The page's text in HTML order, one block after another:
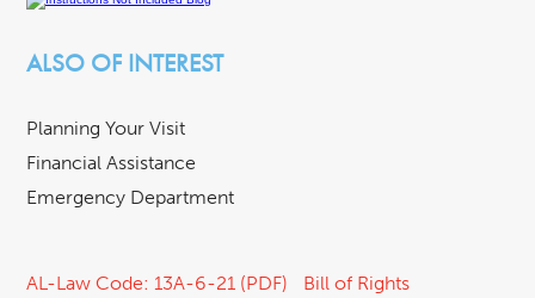
ALSO OF INTEREST
Planning Your Visit
Financial Assistance
Emergency Department
AL-Law Code: 13A-6-21 (PDF)
Bill of Rights